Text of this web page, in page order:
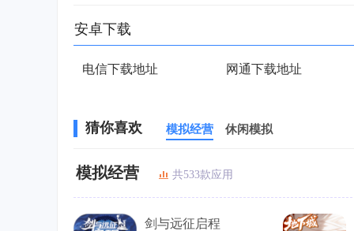
安卓下载
电信下载地址 网通下载地址
猜你喜欢 模拟经营 休闲模拟
模拟经营 共533款应用
剑与远征启程